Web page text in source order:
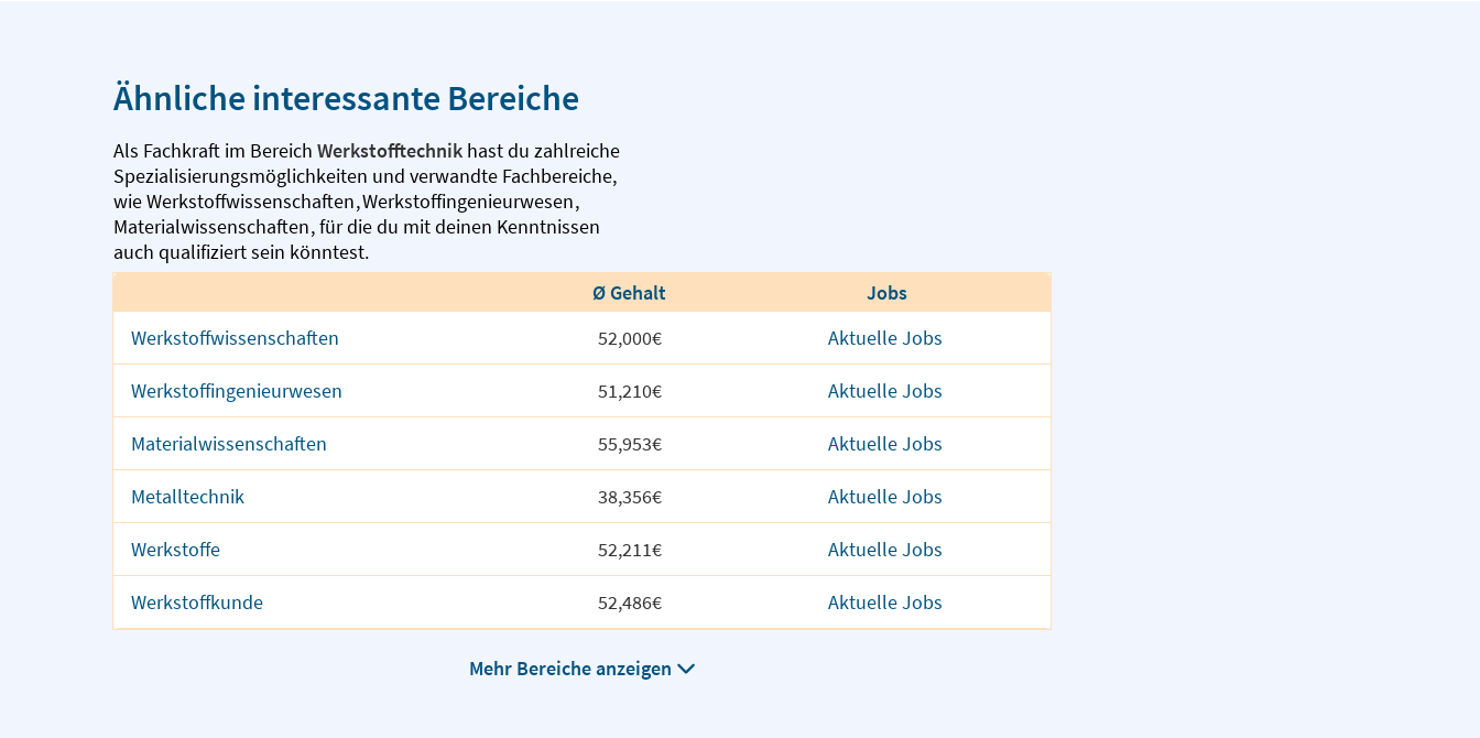
Ähnliche interessante Bereiche
Als Fachkraft im Bereich Werkstofftechnik hast du zahlreiche
Spezialisierungsmöglichkeiten und verwandte Fachbereiche,
wieWerkstoffwissenschaften,Werkstoffingenieurwesen,
Materialwissenschaften,für die du mit deinen Kenntnissen
auch qualifiziert sein könntest.
Ø Gehalt
Jobs
Werkstoffwissenschaften
52,000€ Aktuelle Jobs
Werkstoffingenieurwesen 51,210€ Aktuelle Jobs
Materialwissenschaften 55,953€ Aktuelle Jobs
Metalltechnik 38,356€ Aktuelle Jobs
Werkstoffe 52,211€ Aktuelle Jobs
Werkstoffkunde 52,486€ Aktuelle Jobs
Mehr Bereiche anzeigen